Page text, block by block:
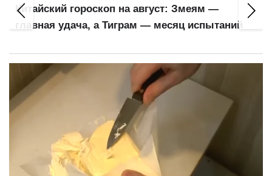
Китайский гороскоп на август: Змеям —
главная удача, а Тиграм — месяц испытаний